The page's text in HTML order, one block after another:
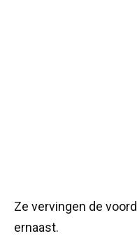
Ze vervingen de
ernaast.